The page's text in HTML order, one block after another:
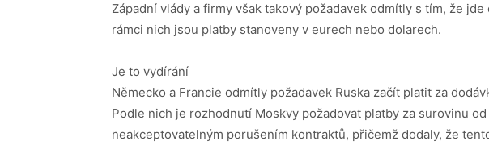
Západní vlády a firmy však takový požadavek odmítly s tím, že
rámci nich jsou platby stanoveny v eurech nebo dolarech.
Je to vydírání
Německo a Francie odmítly požadavek Ruska začít platit za
Podle nich je rozhodnutí Moskvy požadovat platby za surovinu od
neakceptovatelným porušením kontraktů, přičemž dodaly, že